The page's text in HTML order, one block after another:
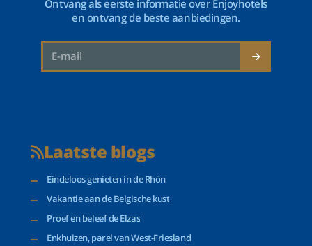
Ontvang als eerste informatie over Enjoyhotels
en ontvang de beste aanbiedingen.
Laatste blogs
Eindeloos genieten in de Rhön
Vakantie aan de Belgische kust
Proef en beleef de Elzas
Enkhuizen, parel van West-Friesland